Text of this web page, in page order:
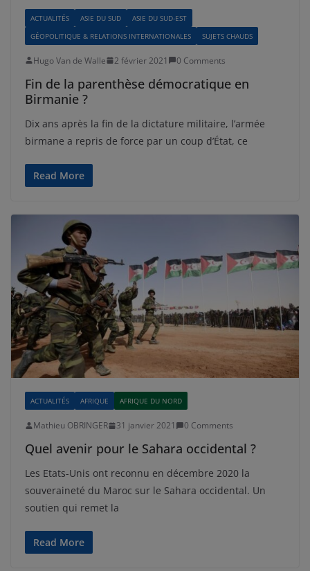
ACTUALITÉS ASIE DU SUD
ASIE DU SUD-EST
GÉOPOLITIQUE & RELATIONS INTERNATIONALES
SUJETS CHAUDS
Hugo Van de Walle 2 février 2021 0 Comments
Fin de la parenthèse démocratique en
Birmanie ?
Dix ans après la fin de la dictature militaire, l’armée
birmane a repris de force par un coup d’État, ce
Read More
ACTUALITÉS AFRIQUE AFRIQUE DU NORD
Mathieu OBRINGER 31 janvier 2021 0 Comments
Quel avenir pour le Sahara occidental ?
Les Etats-Unis ont reconnu en décembre 2020 la
souveraineté du Maroc sur le Sahara occidental. Un
soutien qui remet la
Read More